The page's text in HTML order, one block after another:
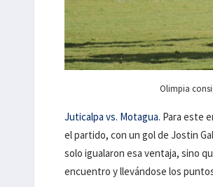
Olimpia
Juticalpa vs. Motagua. Para este
el partido, con un gol de Jostin
solo igualaron esa ventaja, sino
encuentro y llevándose los